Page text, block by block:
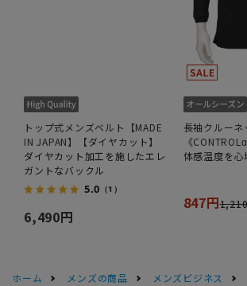
トップ式メンズベルト【MADE
IN JAPAN】【ダイヤカット】
ダイヤカット加工を施したエレ
ガントなバックル
5.0 （1）
6,490円
長袖クルー
《CONTROLα
体感温度を
847円
ホーム メンズの商品 メンズビジネス